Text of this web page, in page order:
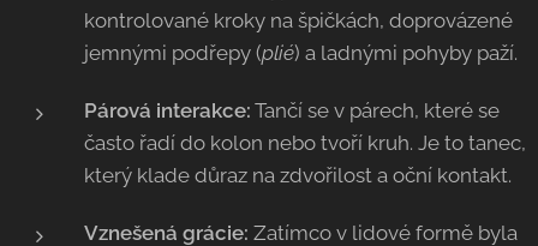
kontrolované kroky na špičkách, doprovázené
jemnými podřepy (plié) a ladnými pohyby paží.
Párová interakce: Tančí se v párech, které se
často řadí do kolon nebo tvoří kruh. Je to tanec,
který klade důraz na zdvořilost a oční kontakt.
Vznešená grácie: Zatímco v lidové formě byla